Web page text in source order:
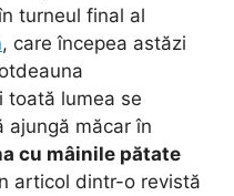
turneul final al
, care începea astăzi
toată lumea se
ajungă măcar în
cu mâinile pătate
articol dintr-o revistă